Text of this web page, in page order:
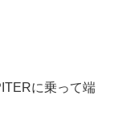
に乗って端